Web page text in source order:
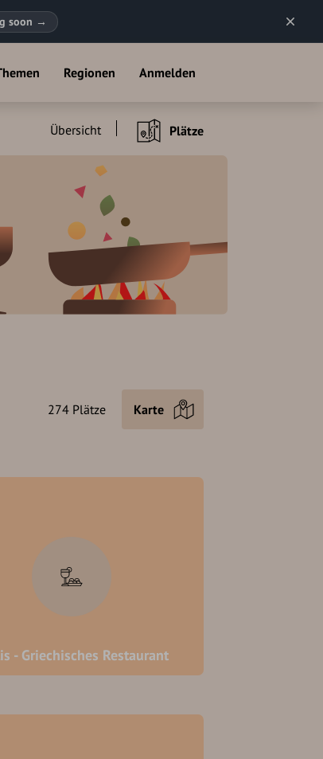
soon →
Regionen Anmelden
Übersicht Plätze
274 Plätze Karte
- Griechisches Restaurant